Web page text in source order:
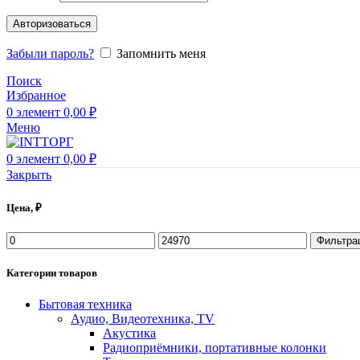
Авторизоваться
Забыли пароль?
Запомнить меня
Поиск
Избранное
0 элемент 0,00 ₽
Меню
0 элемент 0,00 ₽
Закрыть
Цена, ₽
Категории товаров
Бытовая техника
Аудио, Видеотехника, TV
Акустика
Радиоприёмники, портативные колонки